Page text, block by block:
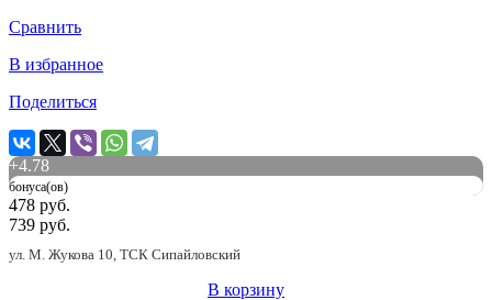
Сравнить
В избранное
Поделиться
+4.78
бонуса(ов)
478 руб.
739 руб.
ул. М. Жукова 10, ТСК Сипайловский
В корзину